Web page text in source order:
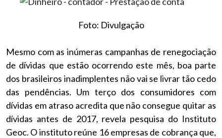
Foto: Divulgação
Mesmo com as inúmeras campanhas de renegociação
de dívidas que estão ocorrendo este mês, boa parte
dos brasileiros inadimplentes não vai se livrar tão cedo
das pendências. Um terço dos consumidores com
dívidas em atraso acredita que não consegue quitar as
dívidas antes de 2017, revela pesquisa do Instituto
Geoc. O instituto reúne 16 empresas de cobrança que,